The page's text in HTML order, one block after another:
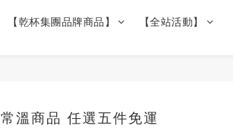
【乾杯集團品牌商品】 【全站活動】
溫商品 任選五件免運